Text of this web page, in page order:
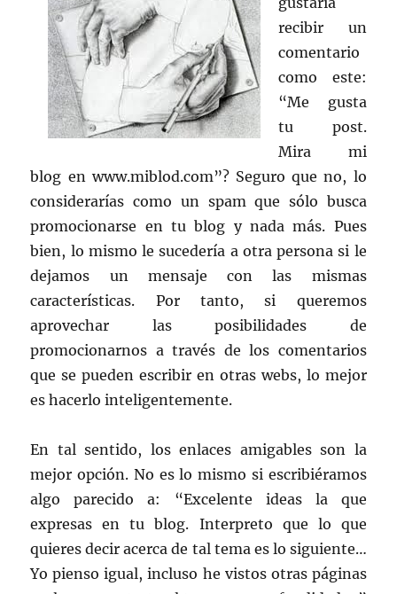
recibir un
comentario
como este:
“Me gusta
tu post.
Mira mi
blog en www.miblod.com”? Seguro que no, lo
considerarías como un spam que sólo busca
promocionarse en tu blog y nada más. Pues
bien, lo mismo le sucedería a otra persona si le
dejamos un mensaje con las mismas
características. Por tanto, si queremos
aprovechar las posibilidades de
promocionarnos a través de los comentarios
que se pueden escribir en otras webs, lo mejor
es hacerlo inteligentemente.
En tal sentido, los enlaces amigables son la
mejor opción. No es lo mismo si escribiéramos
algo parecido a: “Excelente ideas la que
expresas en tu blog. Interpreto que lo que
quieres decir acerca de tal tema es lo siguiente…
Yo pienso igual, incluso he vistos otras páginas